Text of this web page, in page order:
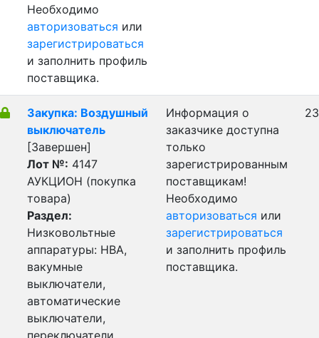
Необходимо
авторизоваться или
зарегистрироваться
и заполнить профиль
поставщика.
Закупка: Воздушный
выключатель
[Завершен]
Лот №: 4147
АУКЦИОН (покупка
товара)
Раздел:
Низковольтные
аппаратуры: НВА,
вакумные
выключатели,
автоматические
выключатели,
переключатели,
Информация о
заказчике доступна
только
зарегистрированным
поставщикам!
Необходимо
авторизоваться или
зарегистрироваться
и заполнить профиль
поставщика.